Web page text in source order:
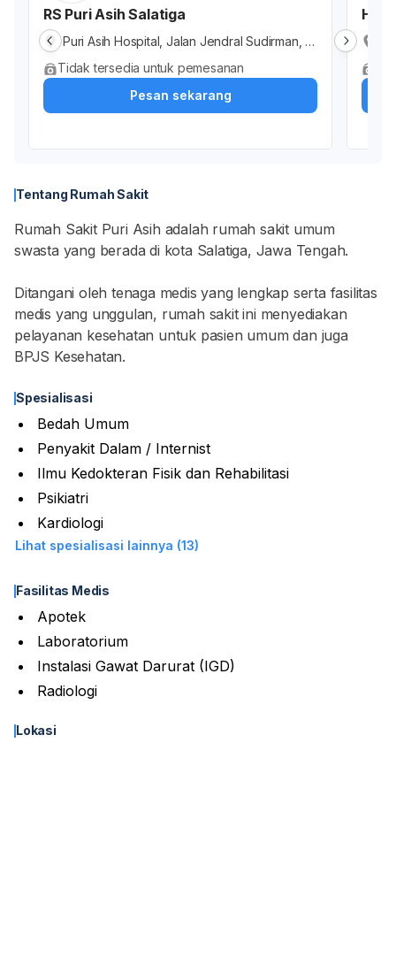
RS Puri Asih Salatiga
Puri Asih Hospital, Jalan Jendral Sudirman, G
endongan, Kota Salatiga, Jawa Tengah, Indo
nesia
Tidak tersedia untuk pemesanan
Pesan sekarang
Tentang Rumah Sakit
Rumah Sakit Puri Asih adalah rumah sakit umum
swasta yang berada di kota Salatiga, Jawa Tengah.
Ditangani oleh tenaga medis yang lengkap serta fasilitas
medis yang unggulan, rumah sakit ini menyediakan
pelayanan kesehatan untuk pasien umum dan juga
BPJS Kesehatan.
Spesialisasi
Bedah Umum
Penyakit Dalam / Internist
Ilmu Kedokteran Fisik dan Rehabilitasi
Psikiatri
Kardiologi
Lihat spesialisasi lainnya (13)
Fasilitas Medis
Apotek
Laboratorium
Instalasi Gawat Darurat (IGD)
Radiologi
Lokasi